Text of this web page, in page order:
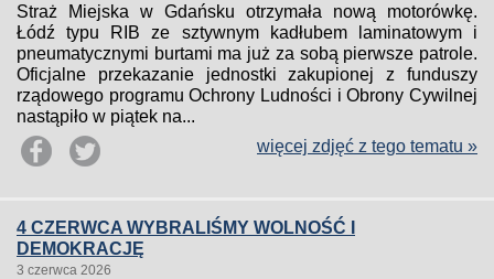
Straż Miejska w Gdańsku otrzymała nową motorówkę.
Łódź typu RIB ze sztywnym kadłubem laminatowym i
pneumatycznymi burtami ma już za sobą pierwsze patrole.
Oficjalne przekazanie jednostki zakupionej z funduszy
rządowego programu Ochrony Ludności i Obrony Cywilnej
nastąpiło w piątek na...
więcej zdjęć z tego tematu »
4 CZERWCA WYBRALIŚMY WOLNOŚĆ I
DEMOKRACJĘ
3 czerwca 2026